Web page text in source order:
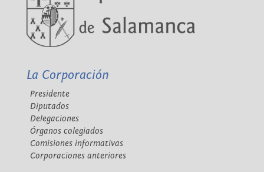
La Corporación
Presidente
Diputados
Delegaciones
Órganos colegiados
Comisiones informativas
Corporaciones anteriores